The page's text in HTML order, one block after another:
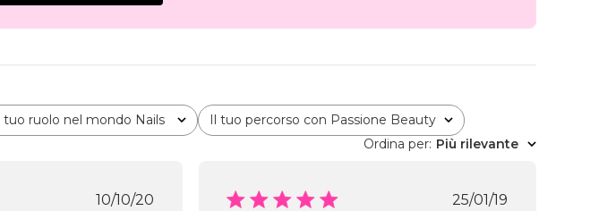
tuo ruolo nel mondo Nails
Tutto Il tuo percorso con Passione Beauty
Tutto
Ordina per: Più rilevante
Data
10/10/20
Data
25/01/19